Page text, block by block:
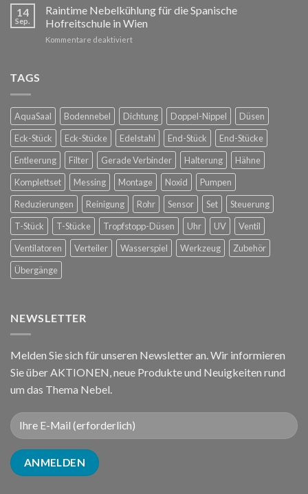
für
Ihre
Nebelkühlung
auf
der
Dachterrasse
14
Sep.
Raintime Nebelkühlung für die Spanische
Hofreitschule in Wien
Kommentare deaktiviertfür
Hofreitschule
in
Wien
TAGS
AquaSaal Bodennebel Dichtung Doppel-Nippel
Düsen
Eck-Stück
Eck-Stücke Edelstahl End-Stück
End-Stücke
Entleerung
Filter Gerade Verbinder Halterung
Hähne
Komplettset
Messing Montage Noxid
Pumpen
Reduzierungen
Reinigung Rohr Sensor Set
Steuerung
T-Stück
T-Stücke Tropfstopp-Düsen Uhr UV
Ventil
Ventilatoren
Verteiler Wasserspiel Werkzeug
Zubehör
Übergänge
NEWSLETTER
Melden Sie sich für unseren Newsletter an. Wir informieren
Sie über AKTIONEN, neue Produkte und Neuigkeiten rund
um das Thema Nebel.